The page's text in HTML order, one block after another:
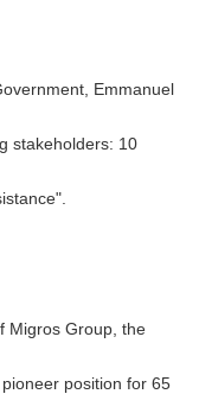
Emmanuel
stakeholders: 10
Migros Group, the
position for 65